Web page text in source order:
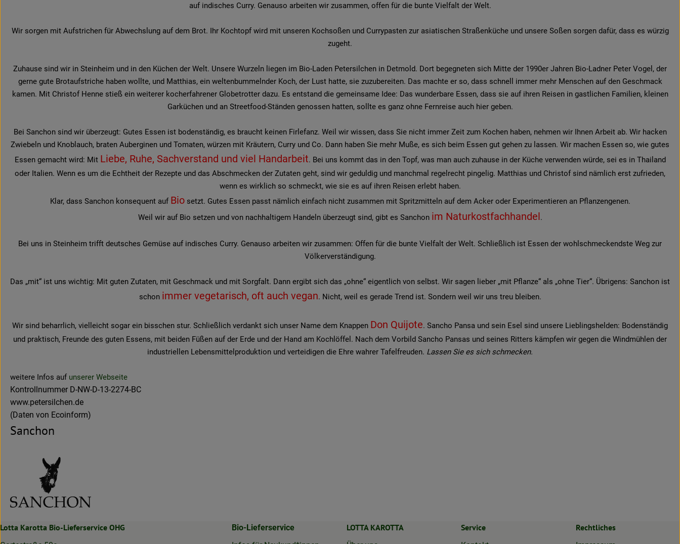
auf indisches Curry. Genauso arbeiten wir zusammen, offen für die bunte Vielfalt der Welt.
Wir sorgen mit Aufstrichen für Abwechslung auf dem Brot. Ihr Kochtopf wird mit unseren Kochsoßen und Currypasten zur asiatischen Straßenküche und unsere Soßen sorgen dafür, dass es würzig
zugeht.
Zuhause sind wir in Steinheim und in den Küchen der Welt. Unsere Wurzeln liegen im Bio-Laden Petersilchen in Detmold. Dort begegneten sich Mitte der 1990er Jahren Bio-Ladner Peter Vogel, der
gerne gute Brotaufstriche haben wollte, und Matthias, ein weltenbummelnder Koch, der Lust hatte, sie zuzubereiten. Das machte er so, dass schnell immer mehr Menschen auf den Geschmack
kamen. Mit Christof Henne stieß ein weiterer kocherfahrener Globetrotter dazu. Es entstand die gemeinsame Idee: Das wunderbare Essen, dass sie auf ihren Reisen in gastlichen Familien, kleinen
Garküchen und an Streetfood-Ständen genossen hatten, sollte es ganz ohne Fernreise auch hier geben.
Bei Sanchon sind wir überzeugt: Gutes Essen ist bodenständig, es braucht keinen Firlefanz. Weil wir wissen, dass Sie nicht immer Zeit zum Kochen haben, nehmen wir Ihnen Arbeit ab. Wir hacken
Zwiebeln und Knoblauch, braten Auberginen und Tomaten, würzen mit Kräutern, Curry und Co. Dann haben Sie mehr Muße, es sich beim Essen gut gehen zu lassen. Wir machen Essen so, wie gutes
Essen gemacht wird: Mit Liebe, Ruhe, Sachverstand und viel Handarbeit. Bei uns kommt das in den Topf, was man auch zuhause in der Küche verwenden würde, sei es in Thailand
oder Italien. Wenn es um die Echtheit der Rezepte und das Abschmecken der Zutaten geht, sind wir geduldig und manchmal regelrecht pingelig. Matthias und Christof sind nämlich erst zufrieden,
wenn es wirklich so schmeckt, wie sie es auf ihren Reisen erlebt haben.
Klar, dass Sanchon konsequent auf Biosetzt. Gutes Essen passt nämlich einfach nicht zusammen mit Spritzmitteln auf dem Acker oder Experimentieren an Pflanzengenen.
Weil wir auf Bio setzen und von nachhaltigem Handeln überzeugt sind, gibt es Sanchon im Naturkostfachhandel.
Bei uns in Steinheim trifft deutsches Gemüse auf indisches Curry. Genauso arbeiten wir zusammen: Offen für die bunte Vielfalt der Welt. Schließlich ist Essen der wohlschmeckendste Weg zur
Völkerverständigung.
Das „mit“ ist uns wichtig: Mit guten Zutaten, mit Geschmack und mit Sorgfalt. Dann ergibt sich das „ohne“ eigentlich von selbst. Wir sagen lieber „mit Pflanze“ als „ohne Tier“. Übrigens: Sanchon ist
schon immer vegetarisch, oft auch vegan. Nicht, weil es gerade Trend ist. Sondern weil wir uns treu bleiben.
Wir sind beharrlich, vielleicht sogar ein bisschen stur. Schließlich verdankt sich unser Name dem Knappen Don Quijote. Sancho Pansa und sein Esel sind unsere Lieblingshelden: Bodenständig
und praktisch, Freunde des guten Essens, mit beiden Füßen auf der Erde und der Hand am Kochlöffel. Nach dem Vorbild Sancho Pansas und seines Ritters kämpfen wir gegen die Windmühlen der
industriellen Lebensmittelproduktion und verteidigen die Ehre wahrer Tafelfreuden. Lassen Sie es sich schmecken.
weitere Infos auf unserer Webseite
Kontrollnummer D-NW-D-13-2274-BC
www.petersilchen.de
(Daten von Ecoinform)
Sanchon
Lotta Karotta Bio-Lieferservice OHG
Bio-Lieferservice
LOTTA KAROTTA Service Rechtliches